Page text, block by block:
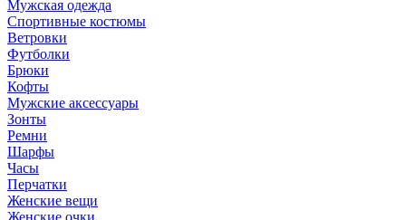
Мужская одежда
Спортивные костюмы
Ветровки
Футболки
Брюки
Кофты
Мужские аксессуары
Зонты
Ремни
Шарфы
Часы
Перчатки
Женские вещи
Женские очки